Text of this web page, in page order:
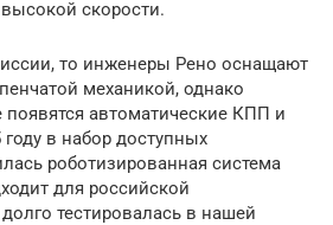
скорости.
то инженеры Рено оснащают
механикой, однако
автоматические КПП и
в набор доступных
роботизированная система
для российской
тестировалась в нашей